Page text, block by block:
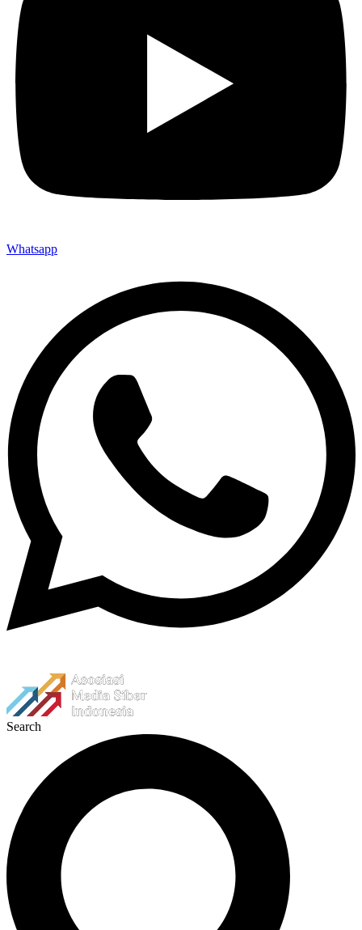
Whatsapp
Search